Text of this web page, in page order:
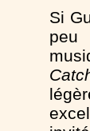
Si
peu